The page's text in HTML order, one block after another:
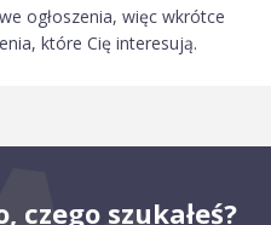
ogłoszenia, więc wkrótce
które Cię interesują.
czego szukałeś?